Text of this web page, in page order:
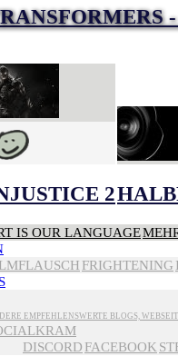
2
IS OUR LANGUAGE
FRIGHTENING
EMPFEHLENSWERTE BLOGS,
DISCORD FACEBOOK